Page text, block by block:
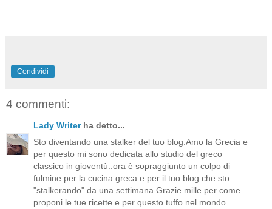
Condividi
4 commenti:
Lady Writerha detto...
Sto diventando una stalker del tuo blog.Amo la Grecia e
per questo mi sono dedicata allo studio del greco
classico in gioventù..ora è sopraggiunto un colpo di
fulmine per la cucina greca e per il tuo blog che sto
"stalkerando" da una settimana.Grazie mille per come
proponi le tue ricette e per questo tuffo nel mondo